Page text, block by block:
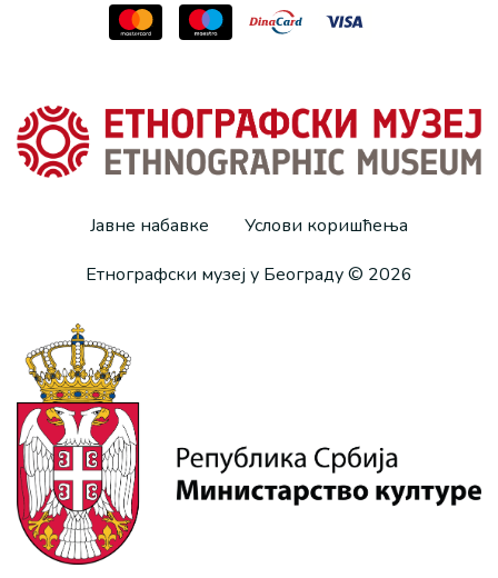
Јавне набавке
Услови коришћења
Етнографски музеј у Београду © 2026